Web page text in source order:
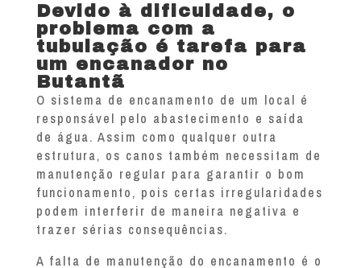
Devido à dificuldade, o
problema com a
tubulação é tarefa para
um encanador no
Butantã
O sistema de encanamento de um local é
responsável pelo abastecimento e saída
de água. Assim como qualquer outra
estrutura, os canos também necessitam de
manutenção regular para garantir o bom
funcionamento, pois certas irregularidades
podem interferir de maneira negativa e
trazer sérias consequências.
A falta de manutenção do encanamento é o